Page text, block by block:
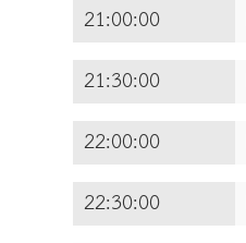
21:00:00
21:30:00
22:00:00
22:30:00